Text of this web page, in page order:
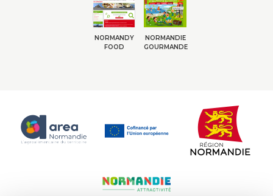
NORMANDY
FOOD
NORMANDIE
GOURMANDE